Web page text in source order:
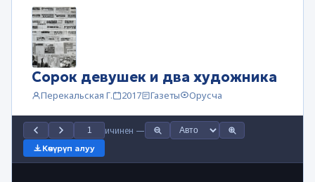
Сорок девушек и два художника
Перекальская Г. 2017 Газеты Орусча
ичинен —
Көчүрүп алуу